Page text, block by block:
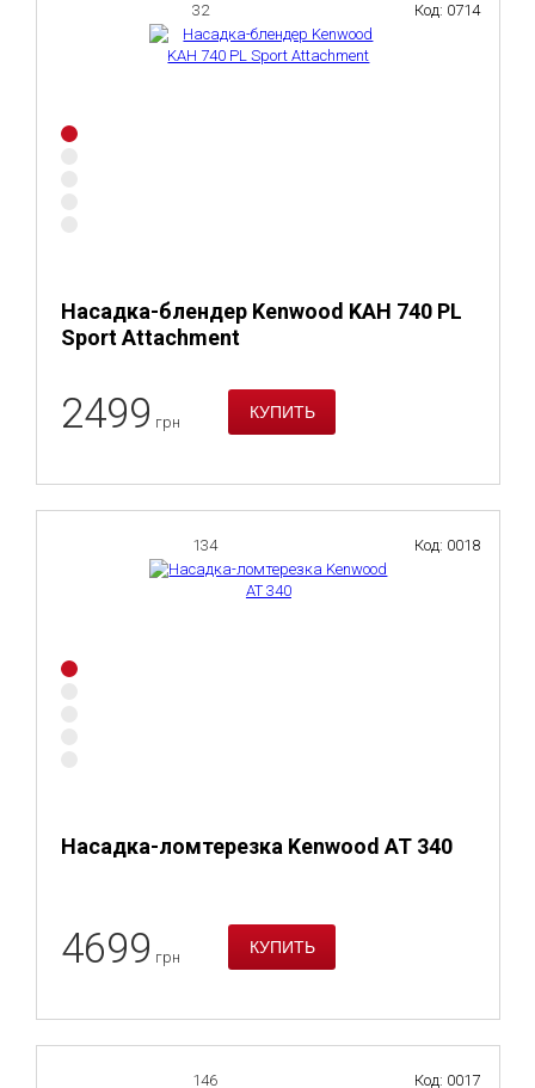
32
Насадка-блендер Kenwood KAH 740 PL
Sport Attachment
Код: 0714
2499 грн
134
Насадка-ломтерезка Kenwood AT 340
Код: 0018
4699 грн
146 Код: 0017